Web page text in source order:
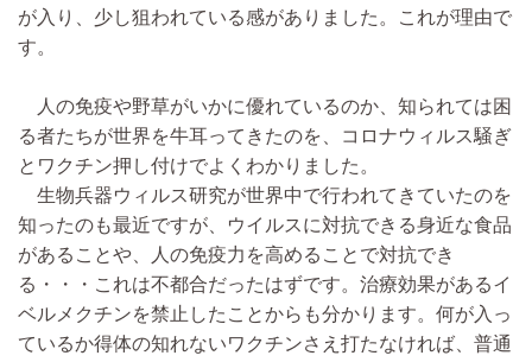
が入り、少し狙われている感がありました。これが理由で
す。
人の免疫や野草がいかに優れているのか、知られては困
る者たちが世界を牛耳ってきたのを、コロナウィルス騒ぎ
とワクチン押し付けでよくわかりました。
生物兵器ウィルス研究が世界中で行われてきていたのを
知ったのも最近ですが、ウイルスに対抗できる身近な食品
があることや、人の免疫力を高めることで対抗でき
る・・・これは不都合だったはずです。治療効果があるイ
ベルメクチンを禁止したことからも分かります。何が入っ
ているか得体の知れないワクチンさえ打たなければ、普通